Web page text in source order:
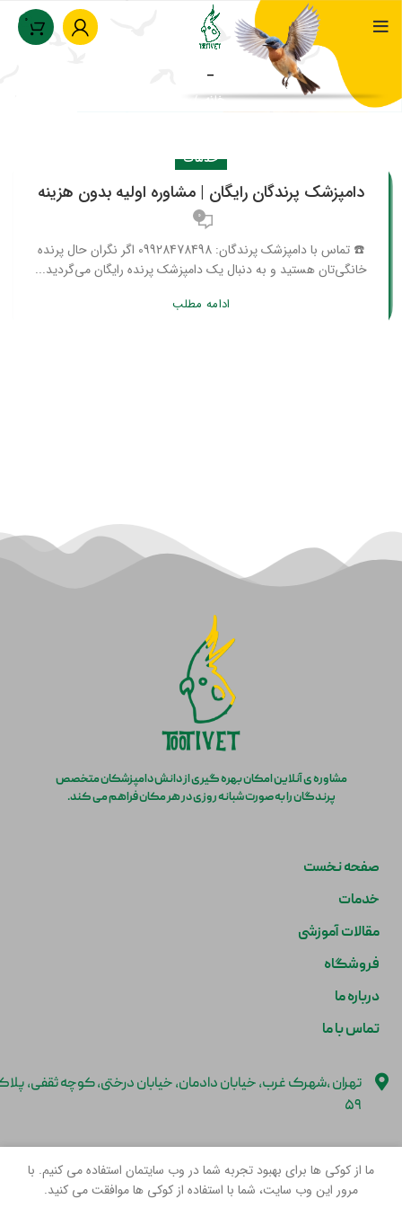
0
–
خانه
خدمات
دامپزشک پرندگان رایگان | مشاوره اولیه بدون هزینه
0
☎️ تماس با دامپزشک پرندگان: 09928478498 اگر نگران حال پرنده‌
خانگی‌تان هستید و به دنبال یک دامپزشک پرنده رایگان می‌گردید...
ادامه مطلب
مشاوره ی آنلاین امکان بهره گیری از دانش دامپزشکان متخصص
پرندگان را به صورت شبانه روزی در هر مکان فراهم می کند.
صفحه نخست
خدمات
مقالات آموزشی
فروشگاه
درباره ما
تماس با ما
تهران ،شهرک غرب، خیابان دادمان، خیابان درختی، کوچه ثقفی،
۵۹
ما از کوکی ها برای بهبود تجربه شما در وب سایتمان استفاده می کنیم. با
مرور این وب سایت، شما با استفاده از کوکی ها موافقت می کنید.